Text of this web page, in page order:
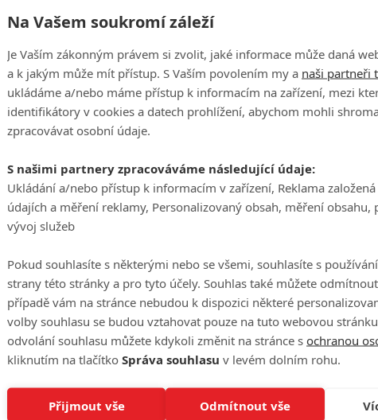
Rupert Wyatt
Celé obsazení
Box Office: Druhý víkend s
kapitánkou marvelovou
Číst další
Videa
Na Vašem soukromí záleží
Je Vaším zákonným právem si zvolit, jaké informace může daná
a k jakým může mít přístup. S Vaším povolením my a naši partneři
ukládáme a/nebo máme přístup k informacím na zařízení, mezi
identifikátory v cookies a datech prohlížení, abychom mohli
zpracovávat osobní údaje.
S našimi partnery zpracováváme následující údaje:
Ukládání a/nebo přístup k informacím v zařízení, Reklama
údajích a měření reklamy, Personalizovaný obsah, měření obsahu,
vývoj služeb
Pokud souhlasíte s některými nebo se všemi, souhlasíte s
strany této stránky a pro tyto účely. Souhlas také můžete
případě vám na stránce nebudou k dispozici některé
volby souhlasu se budou vztahovat pouze na tuto webovou
odvolání souhlasu můžete kdykoli změnit na stránce s ochranou
kliknutím na tlačítko Správa souhlasu v levém dolním rohu.
Přijmout vše Odmítnout vše